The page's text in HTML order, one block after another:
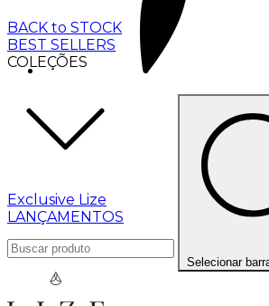
BACK to STOCK
BEST SELLERS
COLEÇÕES
Exclusive Lize
LANÇAMENTOS
Selecionar